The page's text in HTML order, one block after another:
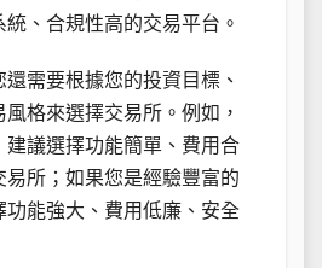
、合規性高的交易平台。
需要根據您的投資目標、
格來選擇交易所。例如，
建議選擇功能簡單、費用合
易所；如果您是經驗豐富的
功能強大、費用低廉、安全